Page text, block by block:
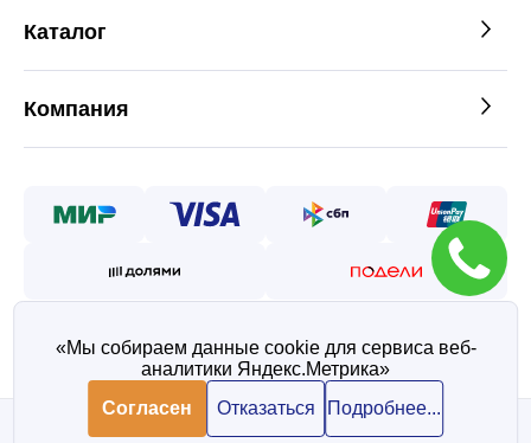
1 388 ₽/ шт В корзину
1 388 ₽/ шт В корзину
Каталог
Компания
©2026 — Таврос интернет
магазин металлопроката
Политика конфиденциальности
Согласие на обработку персональных данных
«Мы собираем данные cookie для сервиса веб-
аналитики Яндекс.Метрика»
Согласен
Отказаться Подробнее...